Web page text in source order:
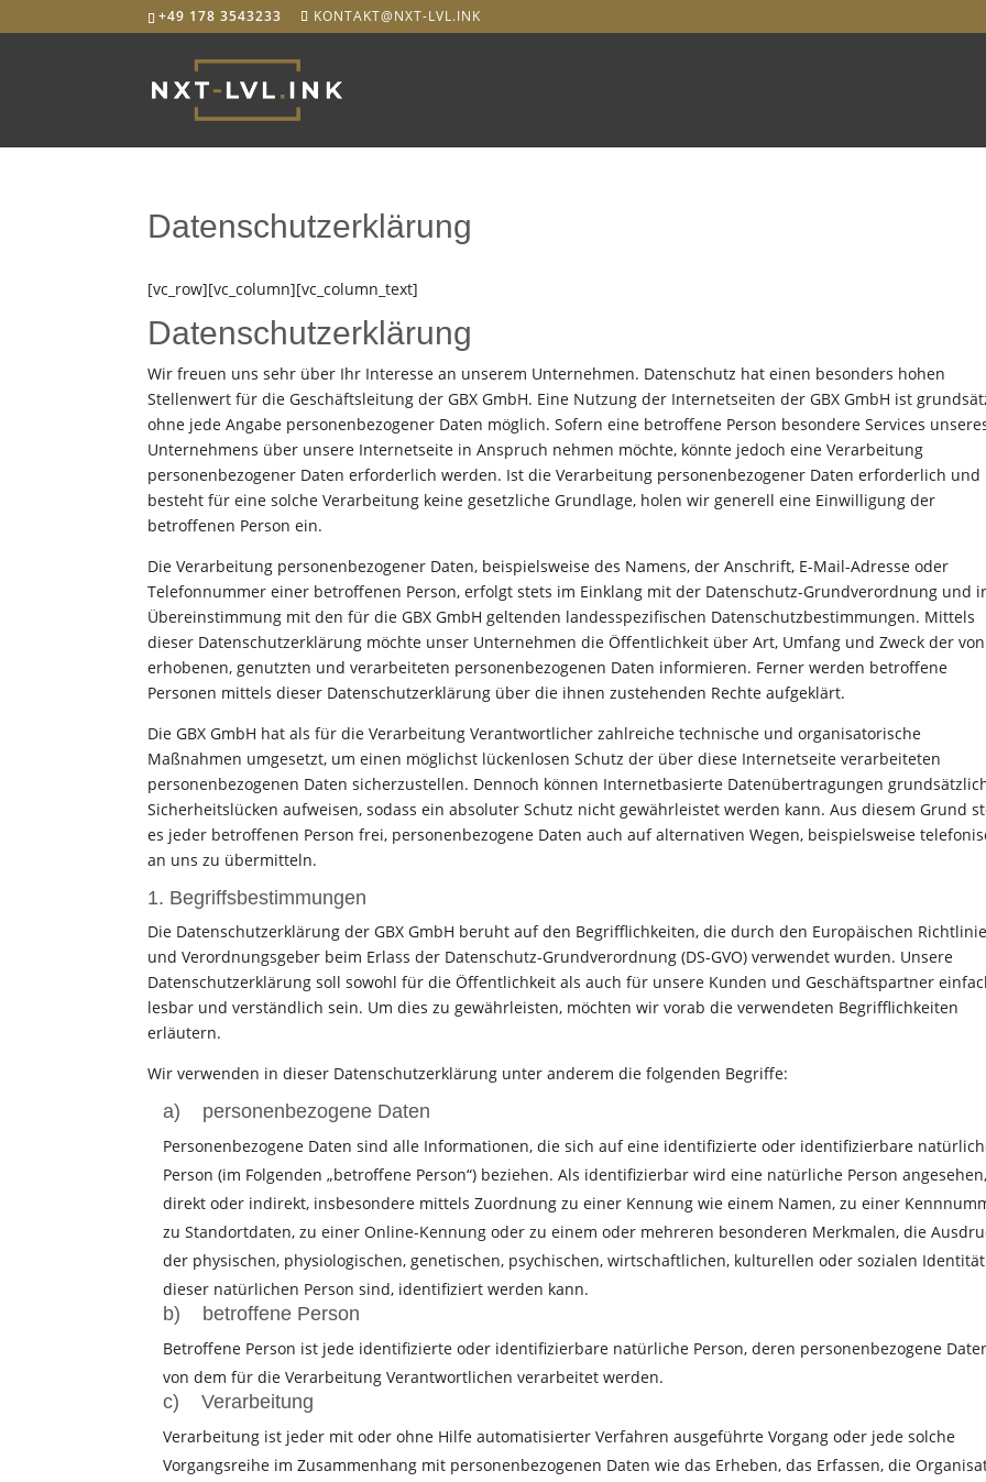
+49 178 3543233 KONTAKT@NXT-LVL.INK
Datenschutzerklärung
[vc_row][vc_column][vc_column_text]
Datenschutzerklärung
Wir freuen uns sehr über Ihr Interesse an unserem Unternehmen. Datenschutz hat einen besonders hohen
Stellenwert für die Geschäftsleitung der GBX GmbH. Eine Nutzung der Internetseiten der GBX GmbH ist
ohne jede Angabe personenbezogener Daten möglich. Sofern eine betroffene Person besondere Services
Unternehmens über unsere Internetseite in Anspruch nehmen möchte, könnte jedoch eine Verarbeitung
personenbezogener Daten erforderlich werden. Ist die Verarbeitung personenbezogener Daten erforderlich und
besteht für eine solche Verarbeitung keine gesetzliche Grundlage, holen wir generell eine Einwilligung der
betroffenen Person ein.
Die Verarbeitung personenbezogener Daten, beispielsweise des Namens, der Anschrift, E-Mail-Adresse oder
Telefonnummer einer betroffenen Person, erfolgt stets im Einklang mit der Datenschutz-Grundverordnung und
Übereinstimmung mit den für die GBX GmbH geltenden landesspezifischen Datenschutzbestimmungen. Mittels
dieser Datenschutzerklärung möchte unser Unternehmen die Öffentlichkeit über Art, Umfang und Zweck der
erhobenen, genutzten und verarbeiteten personenbezogenen Daten informieren. Ferner werden betroffene
Personen mittels dieser Datenschutzerklärung über die ihnen zustehenden Rechte aufgeklärt.
Die GBX GmbH hat als für die Verarbeitung Verantwortlicher zahlreiche technische und organisatorische
Maßnahmen umgesetzt, um einen möglichst lückenlosen Schutz der über diese Internetseite verarbeiteten
personenbezogenen Daten sicherzustellen. Dennoch können Internetbasierte Datenübertragungen
Sicherheitslücken aufweisen, sodass ein absoluter Schutz nicht gewährleistet werden kann. Aus diesem Grund
es jeder betroffenen Person frei, personenbezogene Daten auch auf alternativen Wegen, beispielsweise
an uns zu übermitteln.
1. Begriffsbestimmungen
Die Datenschutzerklärung der GBX GmbH beruht auf den Begrifflichkeiten, die durch den Europäischen
und Verordnungsgeber beim Erlass der Datenschutz-Grundverordnung (DS-GVO) verwendet wurden. Unsere
Datenschutzerklärung soll sowohl für die Öffentlichkeit als auch für unsere Kunden und Geschäftspartner
lesbar und verständlich sein. Um dies zu gewährleisten, möchten wir vorab die verwendeten Begrifflichkeiten
erläutern.
Wir verwenden in dieser Datenschutzerklärung unter anderem die folgenden Begriffe:
a) personenbezogene Daten
Personenbezogene Daten sind alle Informationen, die sich auf eine identifizierte oder identifizierbare
Person (im Folgenden „betroffene Person“) beziehen. Als identifizierbar wird eine natürliche Person
direkt oder indirekt, insbesondere mittels Zuordnung zu einer Kennung wie einem Namen, zu einer
zu Standortdaten, zu einer Online-Kennung oder zu einem oder mehreren besonderen Merkmalen, die
der physischen, physiologischen, genetischen, psychischen, wirtschaftlichen, kulturellen oder sozialen Identität
dieser natürlichen Person sind, identifiziert werden kann.
b) betroffene Person
Betroffene Person ist jede identifizierte oder identifizierbare natürliche Person, deren personenbezogene
von dem für die Verarbeitung Verantwortlichen verarbeitet werden.
c) Verarbeitung
Verarbeitung ist jeder mit oder ohne Hilfe automatisierter Verfahren ausgeführte Vorgang oder jede solche
Vorgangsreihe im Zusammenhang mit personenbezogenen Daten wie das Erheben, das Erfassen, die